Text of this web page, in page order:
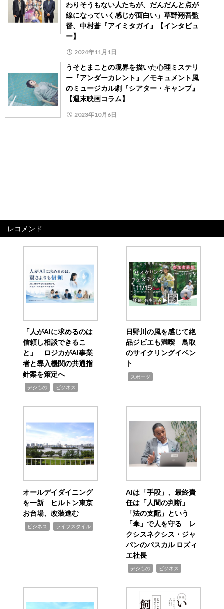
わりそうもない人たちが、だんだんと点が
線になっていく感じが面白い」草野翔吾監
督、中村蒼『アイミタガイ』【インタビュ
ー】
2024年11月1日
うそとまことの境界を描いた心理ミステリ
ー『アンダーカレント』／モキュメント風
のミュージカル劇『シアター・キャンプ』
【週末映画コラム】
2023年10月6日
レコメンド
「人がAIに求めるのは
信頼し相談できるこ
と」 ロジカがAI事業
者と導入機関の共通指
針案を策定へ
デジもの ビジネス
日野川の風を感じて絶
品ジビエも満喫 鳥取
のサイクリングイベン
ト
スポーツ
オールデイダイニング
を一新 ヒルトン東京
お台場、改装進む
ビジネス ライフスタイル
AIは「手段」、最終責
任は「人間の判断」
「法の支配」という
「傘」で人を守る レ
クシスネクシス・ジャ
パンのパスカル ロズィ
エ社長
デジもの ビジネス